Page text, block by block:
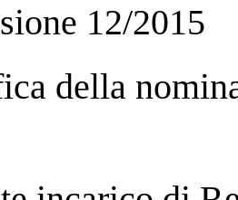
12/2015
della